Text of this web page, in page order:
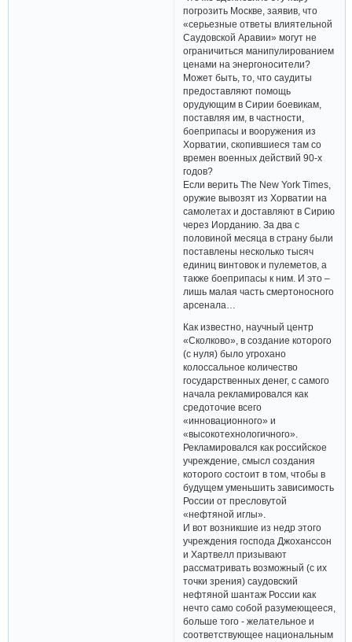
погрозить Москве, заявив, что
«серьезные ответы влиятельной
Саудовской Аравии» могут не
ограничиться манипулированием
ценами на энергоносители?
Может быть, то, что саудиты
предоставляют помощь
орудующим в Сирии боевикам,
поставляя им, в частности,
боеприпасы и вооружения из
Хорватии, скопившиеся там со
времен военных действий 90-х
годов?
Если верить The New York Times,
оружие вывозят из Хорватии на
самолетах и доставляют в Сирию
через Иорданию. За два с
половиной месяца в страну были
поставлены несколько тысяч
единиц винтовок и пулеметов, а
также боеприпасы к ним. И это –
лишь малая часть смертоносного
арсенала…
Как известно, научный центр
«Сколково», в создание которого
(с нуля) было угрохано
колоссальное количество
государственных денег, с самого
начала рекламировался как
средоточие всего
«инновационного» и
«высокотехнологичного».
Рекламировался как российское
учреждение, смысл создания
которого состоит в том, чтобы в
будущем уменьшить зависимость
России от пресловутой
«нефтяной иглы».
И вот возникшие из недр этого
учреждения господа Джоханссон
и Хартвелл призывают
рассматривать возможный (с их
точки зрения) саудовский
нефтяной шантаж России как
нечто само собой разумеющееся,
больше того - желательное и
соответствующее национальным